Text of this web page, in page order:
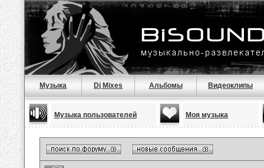
Музыка Dj Mixes Альбомы Видеоклипы
Музыка пользователей Моя музыка